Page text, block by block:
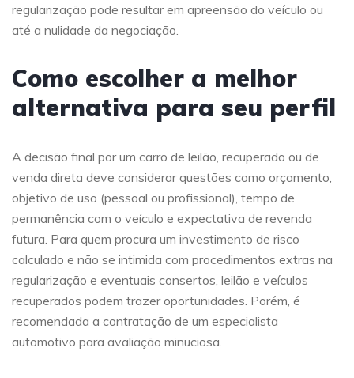
regularização pode resultar em apreensão do veículo ou
até a nulidade da negociação.
Como escolher a melhor
alternativa para seu perfil
A decisão final por um carro de leilão, recuperado ou de
venda direta deve considerar questões como orçamento,
objetivo de uso (pessoal ou profissional), tempo de
permanência com o veículo e expectativa de revenda
futura. Para quem procura um investimento de risco
calculado e não se intimida com procedimentos extras na
regularização e eventuais consertos, leilão e veículos
recuperados podem trazer oportunidades. Porém, é
recomendada a contratação de um especialista
automotivo para avaliação minuciosa.